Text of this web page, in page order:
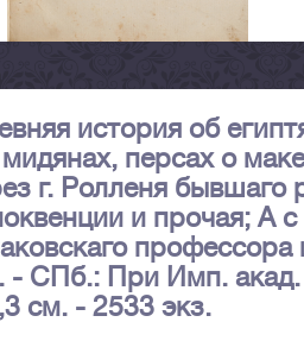
история об
персах о
г. Ролленя бывшаго
и прочая; А
- СПб.: При Имп.
см. - 2533 экз.